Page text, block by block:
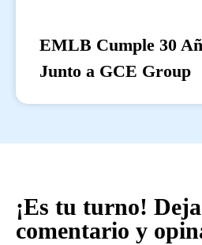
EMLB Cumple 30
Junto a GCE Group
¡Es tu turno!
comentario y